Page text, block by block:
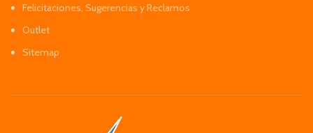
Felicitaciones, Sugerencias y Reclamos
Outlet
Sitemap